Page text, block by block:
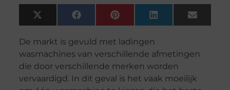
X
(Twitter)
FacebookPinterest LinkedIn Email
De markt is gevuld met ladingen
wasmachines van verschillende afmetingen
die door verschillende merken worden
vervaardigd. In dit geval is het vaak moeilijk